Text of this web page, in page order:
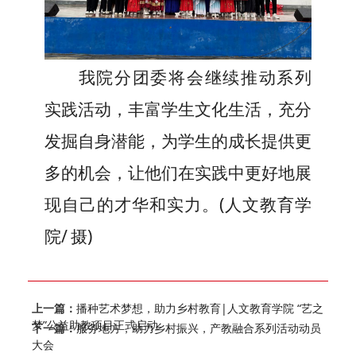
我院分团委将会继续推动系列
实践活动，丰富学生文化生活，充分
发掘自身潜能，为学生的成长提供更
多的机会，让他们在实践中更好地展
现自己的才华和实力。(人文教育学
院/摄)
上一篇： 播种艺术梦想，助力乡村教育|人文教育学院 “艺之
梦”公益助教项目正式启动
下一篇：服务地方，助力乡村振兴，产教融合系列活动动员
大会